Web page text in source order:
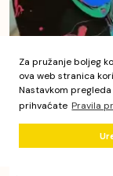
Za pružanje boljeg
ova web stranica
Nastavkom
prihvaćate Pravila